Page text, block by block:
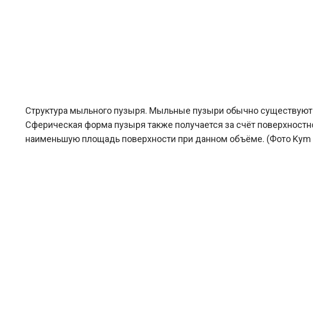
Структура мыльного пузыря. Мыльные пузыри обычно
Сферическая форма пузыря также получается за счёт
наименьшую площадь поверхности при данном объёме. (Фото Kym